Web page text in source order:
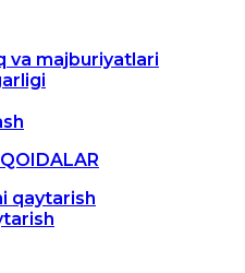
va majburiyatlari
qaytarish